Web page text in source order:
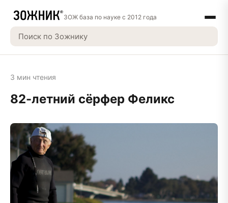
ЗОЖ база по науке с 2012 года
3 мин чтения
82-летний сёрфер Феликс